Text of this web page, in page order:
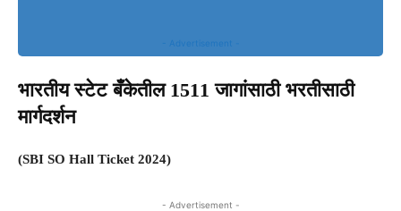
- Advertisement -
भारतीय स्टेट बँकेतील 1511 जागांसाठी भरतीसाठी
मार्गदर्शन
(SBI SO Hall Ticket 2024)
- Advertisement -